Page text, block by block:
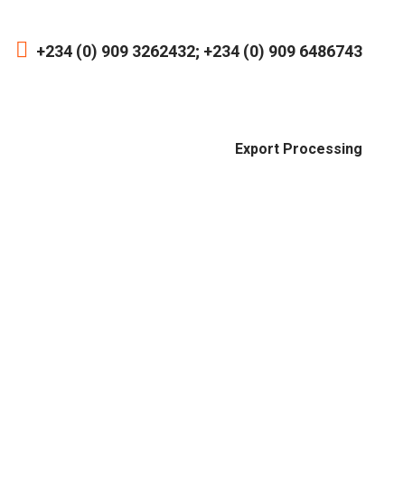
+234 (0) 909 3262432; +234 (0) 909 6486743
Export Processing